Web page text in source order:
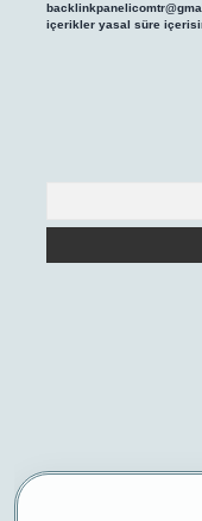
içerikler yasal süre